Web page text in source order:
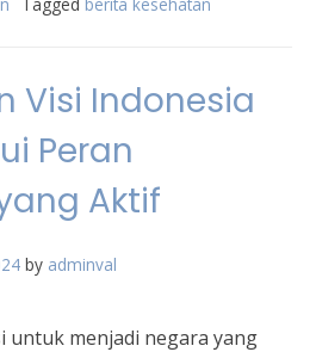
Visi Indonesia
Peran
Aktif
by adminval
untuk menjadi negara yang